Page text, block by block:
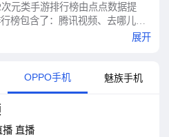
次元类手游排行榜由点点数据提
榜包含了：腾讯视频、去哪儿旅
价助手）、易次元、今日头条极速
奇艺等十大2次元类手游排行榜
展开
OPPO手机 魅族手机
播 直播